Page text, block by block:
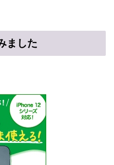
ました